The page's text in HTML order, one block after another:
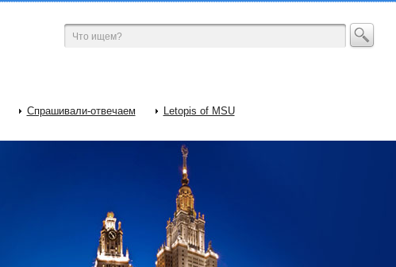
Спрашивали-отвечаем Letopis of MSU